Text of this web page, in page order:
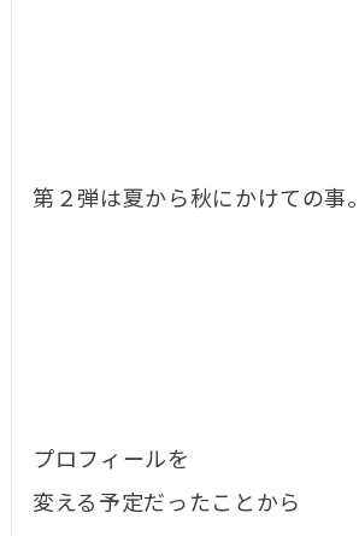
第２弾は夏から秋にかけての事。
プロフィールを
変える予定だったことから